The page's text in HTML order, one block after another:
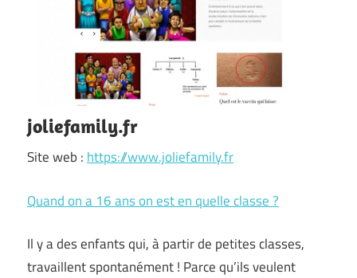
joliefamily.fr
Site web : https://www.joliefamily.fr
Quand on a 16 ans on est en quelle classe ?
Il y a des enfants qui, à partir de petites classes,
travaillent spontanément ! Parce qu’ils veulent